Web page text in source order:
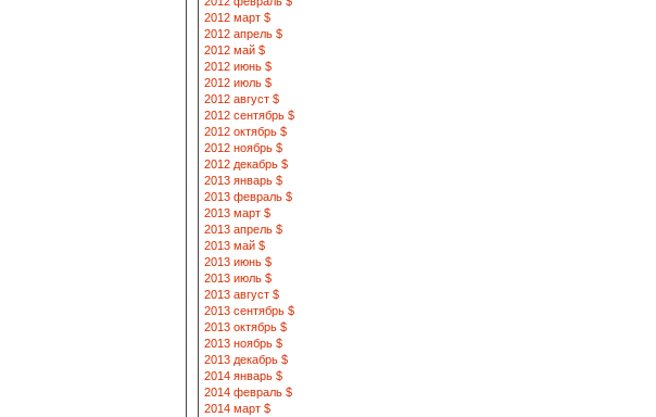
2012 март $
2012 апрель $
2012 май $
2012 июнь $
2012 июль $
2012 август $
2012 сентябрь $
2012 октябрь $
2012 ноябрь $
2012 декабрь $
2013 январь $
2013 февраль $
2013 март $
2013 апрель $
2013 май $
2013 июнь $
2013 июль $
2013 август $
2013 сентябрь $
2013 октябрь $
2013 ноябрь $
2013 декабрь $
2014 январь $
2014 февраль $
2014 март $